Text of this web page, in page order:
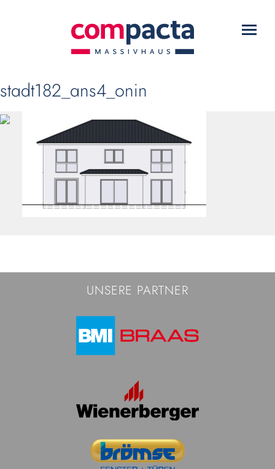
WARUM COMPACTA?
HAUSTYPEN
SERVICE
DOWNLOADS
KONTAKT
stadt182_ans4_onin
UNSERE PARTNER